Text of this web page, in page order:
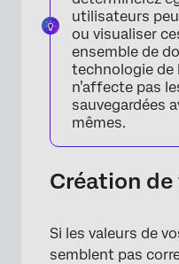
utilisateurs
ou visualiser
ensemble de
technologie de
n’affecte pas
sauvegardées
mêmes.
Création
Si les valeurs de
semblent pas